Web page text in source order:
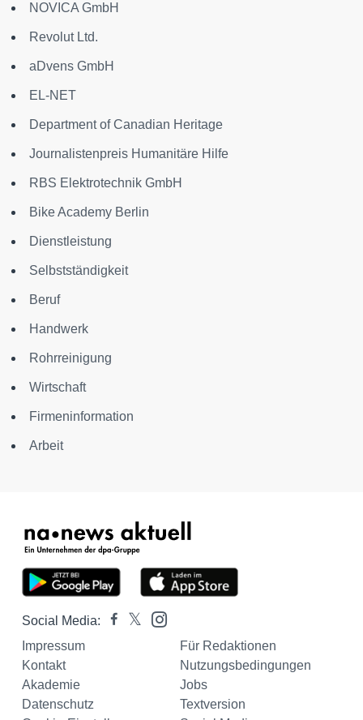
NOVICA GmbH
Revolut Ltd.
aDvens GmbH
EL-NET
Department of Canadian Heritage
Journalistenpreis Humanitäre Hilfe
RBS Elektrotechnik GmbH
Bike Academy Berlin
Dienstleistung
Selbstständigkeit
Beruf
Handwerk
Rohrreinigung
Wirtschaft
Firmeninformation
Arbeit
Social Media:
Impressum
Für Redaktionen
Kontakt
Nutzungsbedingungen
Akademie
Jobs
Datenschutz
Textversion